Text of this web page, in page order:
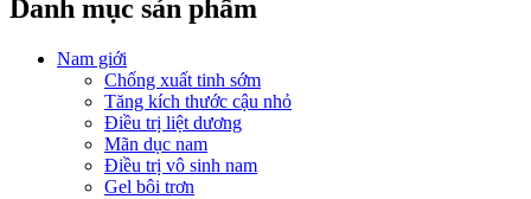
Danh mục sản phẩm
Nam giới
Chống xuất tinh sớm
Tăng kích thước cậu nhỏ
Điều trị liệt dương
Mãn dục nam
Điều trị vô sinh nam
Gel bôi trơn